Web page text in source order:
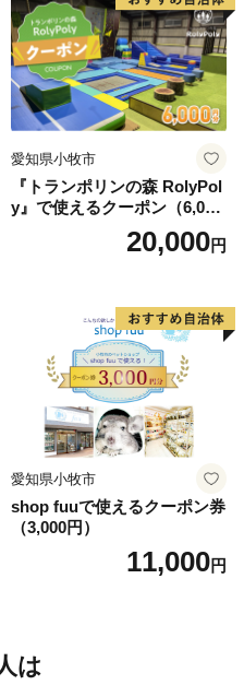
愛知県小牧市
『トランポリンの森 RolyPol
y』で使えるクーポン（6,000
20,000円
愛知県小牧市
shop fuuで使えるクーポン券
（3,000円）
11,000円
は